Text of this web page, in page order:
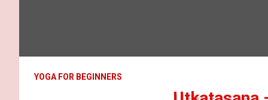
YOGA FOR BEGINNERS